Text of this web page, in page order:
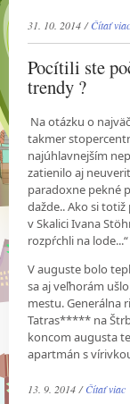
31. 10. 2014 /Čítať viac
Pocítili ste
trendy ?
Na otázku o
takmer
najúhlavnejším
zatienilo aj
paradoxne pekné
dažde.. Ako si
v Skalici Ivana
rozpŕchli na lode...“
V auguste bolo
sa aj veľhorám
mestu. Generálna
Tatras***** na
koncom augusta
apartmán s
13. 9. 2014 /Čítať viac